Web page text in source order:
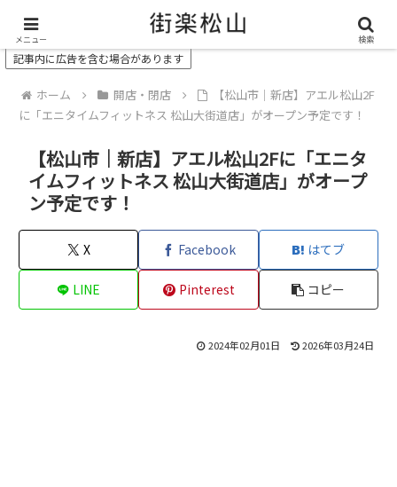
＼ 松山の街を“オモシロク”する地域情報メディア ／
記事内に広告を含む場合があります
ホーム 開店・閉店
【松山市｜新店】アエル松山2F
に「エニタイムフィットネス 松山大街道店」がオープン予定です！
【松山市｜新店】アエル松山2Fに「エニタ
イムフィットネス 松山大街道店」がオープ
ン予定です！
X Facebook はてブ
LINE Pinterest コピー
2024年02月01日 2026年03月24日
メニュー 検索